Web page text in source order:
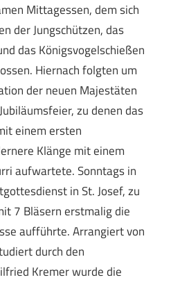
Mittagessen, dem sich
der Jungschützen, das
das Königsvogelschießen
Hiernach folgten um
der neuen Majestäten
zu denen das
einem ersten
Klänge mit einem
aufwartete. Sonntags in
in St. Josef, zu
7 Bläsern erstmalig die
aufführte. Arrangiert von
durch den
Kremer wurde die